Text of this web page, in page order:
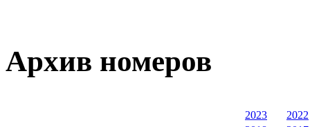
Архив номеров
2023
2022